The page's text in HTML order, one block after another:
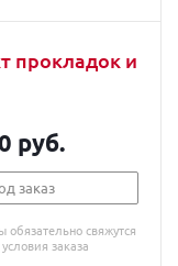
прокладок и
руб.
заказ
свяжутся
заказа